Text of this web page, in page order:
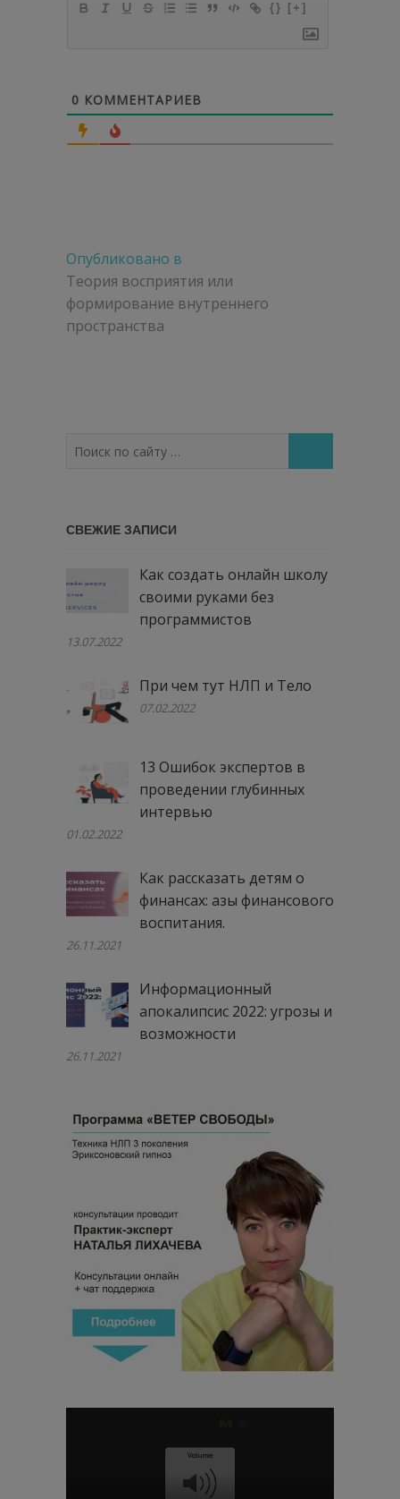
{} [+]
0 КОММЕНТАРИЕВ
Навигация
по
записям
Опубликовано в
Теория восприятия или
формирование внутреннего
пространства
по
СВЕЖИЕ ЗАПИСИ
Как создать онлайн школу
своими руками без
программистов
13.07.2022
При чем тут НЛП и Тело
07.02.2022
13 Ошибок экспертов в
проведении глубинных
интервью
01.02.2022
Как рассказать детям о
финансах: азы финансового
воспитания.
26.11.2021
Информационный
апокалипсис 2022: угрозы и
возможности
26.11.2021